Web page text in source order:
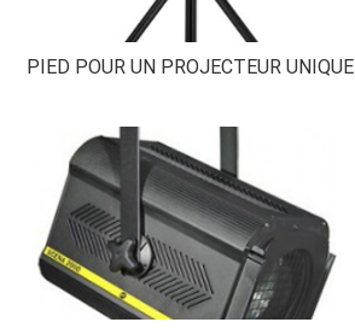
PIED POUR UN PROJECTEUR UNIQUE